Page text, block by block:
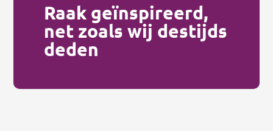
Raak geïnspireerd,
net zoals wij destijds
deden